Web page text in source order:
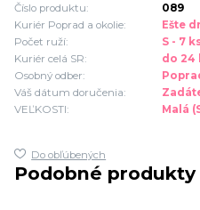
Číslo produktu:
089
Kuriér Poprad a okolie:
Ešte
Počet ruží:
S - 7
Kuriér celá SR:
do 24
Osobný odber:
Váš dátum doručenia:
VEĽKOSTI:
Malá
Do obľúbených
Podobné produkty